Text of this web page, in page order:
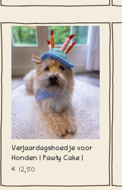
Verjaardagshoedje voor
Honden | Pawty Cake |
Blauw
€12,50